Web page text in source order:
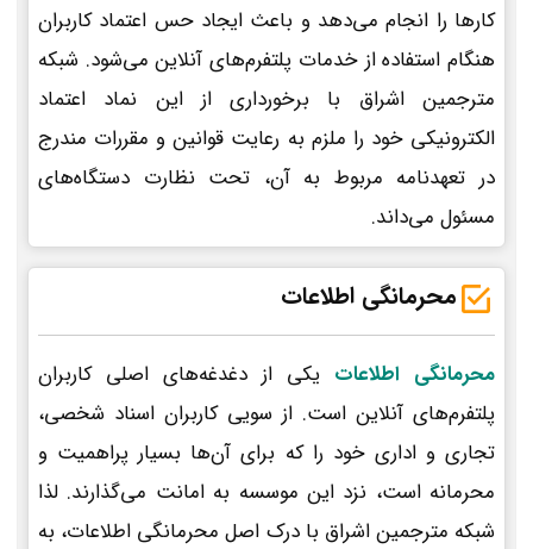
کارها را انجام می‌دهد و باعث ایجاد حس اعتماد کاربران
هنگام استفاده از خدمات پلتفرم‌های آنلاین می‌شود. شبکه
مترجمین اشراق با برخورداری از این نماد اعتماد
الکترونیکی خود را ملزم به رعایت قوانین و مقررات مندرج
در تعهدنامه مربوط به آن، تحت نظارت دستگاه‌های
مسئول می‌داند.
محرمانگی اطلاعات
محرمانگی اطلاعات یکی از دغدغه‌های اصلی کاربران
پلتفرم‌های آنلاین است. از سویی کاربران اسناد شخصی،
تجاری و اداری خود را که برای آن‌ها بسیار پراهمیت و
محرمانه است، نزد این موسسه به امانت می‌گذارند. لذا
شبکه مترجمین اشراق با درک اصل محرمانگی اطلاعات، به